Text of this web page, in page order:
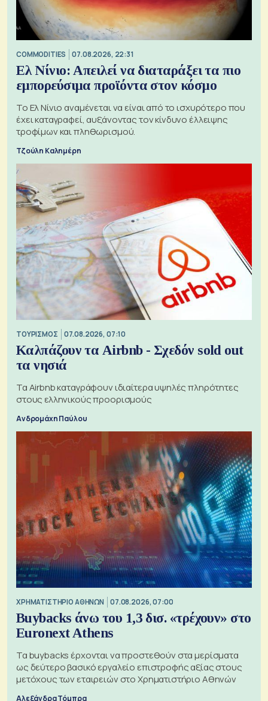
COMMODITIES 07.08.2026, 22:31
Ελ Νίνιο: Απειλεί να διαταράξει τα πιο
εμπορεύσιμα προϊόντα στον κόσμο
Το Ελ Νίνιο αναμένεται να είναι από το ισχυρότερο που
έχει καταγραφεί, αυξάνοντας τον κίνδυνο έλλειψης
τροφίμων και πληθωρισμού.
Τζούλη Καλημέρη
ΤΟΥΡΙΣΜΟΣ 07.08.2026, 07:10
Καλπάζουν τα Airbnb - Σχεδόν sold out
τα νησιά
Τα Airbnb καταγράφουν ιδιαίτερα υψηλές πληρότητες
στους ελληνικούς προορισμούς
Ανδρομάχη Παύλου
XΡΗΜΑΤΙΣΤΗΡΙΟ ΑΘΗΝΩΝ 07.08.2026, 07:00
Buybacks άνω του 1,3 δισ. «τρέχουν» στο
Euronext Athens
Τα buybacks έρχονται να προστεθούν στα μερίσματα
ως δεύτερο βασικό εργαλείο επιστροφής αξίας στους
μετόχους των εταιρειών στο Χρηματιστήριο Αθηνών
Αλεξάνδρα Τόμπρα